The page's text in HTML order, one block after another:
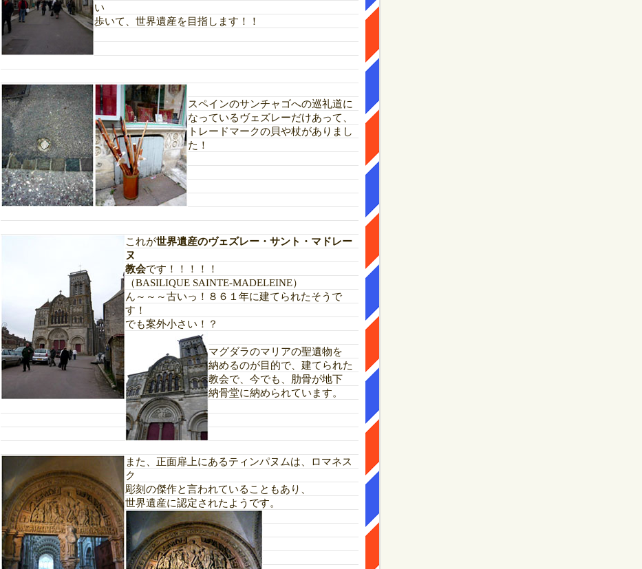
い
歩いて、世界遺産を目指します！！
スペインのサンチャゴへの巡礼道に
なっているヴェズレーだけあって、
トレードマークの貝や杖がありまし
た！
これが世界遺産のヴェズレー・サント・マドレー
ヌ
教会です！！！！！
（BASILIQUE SAINTE-MADELEINE）
ん～～～古いっ！８６１年に建てられたそうで
す！
でも案外小さい！？
マグダラのマリアの聖遺物を
納めるのが目的で、建てられた
教会で、今でも、肋骨が地下
納骨堂に納められています。
また、正面扉上にあるティンパヌムは、ロマネス
ク
彫刻の傑作と言われていることもあり、
世界遺産に認定されたようです。